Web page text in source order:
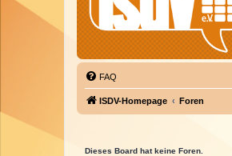
FAQ
ISDV-Homepage Foren
Dieses Board hat keine Foren.